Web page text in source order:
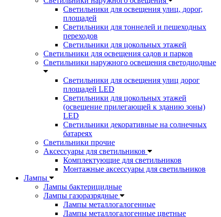
Светильники для освещения улиц, дорог,
площадей
Светильники для тоннелей и пешеходных
переходов
Светильники для цокольных этажей
Светильники для освещения садов и парков
Светильники наружного освещения светодиодные
Светильники для освещения улиц дорог
площадей LED
Светильники для цокольных этажей
(освещение прилегающей к зданию зоны)
LED
Светильники декоративные на солнечных
батареях
Светильники прочие
Аксессуары для светильников
Комплектующие для светильников
Монтажные аксессуары для светильников
Лампы
Лампы бактерицидные
Лампы газоразрядные
Лампы металлогалогенные
Лампы металлогалогенные цветные